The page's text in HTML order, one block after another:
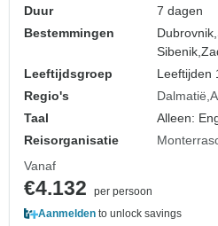
Sibenik, Zadar en meer!
Oude ommuurde
geschiedenis,
schilderachtige
Duur
7 dagen
Bestemmingen
Dubrovnik,
Sibenik,
Leeftijdsgroep
Leeftijden
Regio's
Dalmatië
Taal
Alleen:
Reisorganisatie
Vanaf
€4.132
per persoon
Aanmelden to unlock savings